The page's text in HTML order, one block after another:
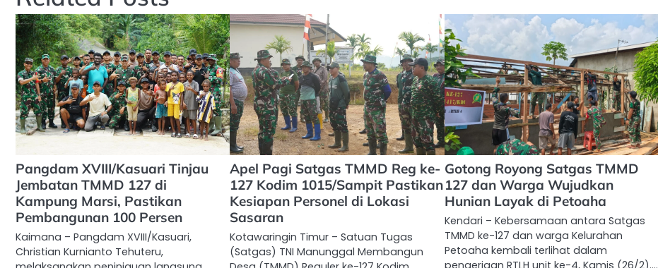
Pangdam XVIII/Kasuari Tinjau
Jembatan TMMD 127 di
Kampung Marsi, Pastikan
Pembangunan 100 Persen
Kaimana – Pangdam XVIII/Kasuari,
Christian Kurnianto Tehuteru,
Apel Pagi Satgas TMMD Reg ke-
127 Kodim 1015/Sampit Pastikan
Kesiapan Personel di Lokasi
Sasaran
Kotawaringin Timur – Satuan Tugas
(Satgas) TNI Manunggal Membangun
Gotong Royong Satgas TMMD
127 dan Warga Wujudkan
Hunian Layak di Petoaha
Kendari – Kebersamaan antara Satgas
TMMD ke-127 dan warga Kelurahan
Petoaha kembali terlihat dalam